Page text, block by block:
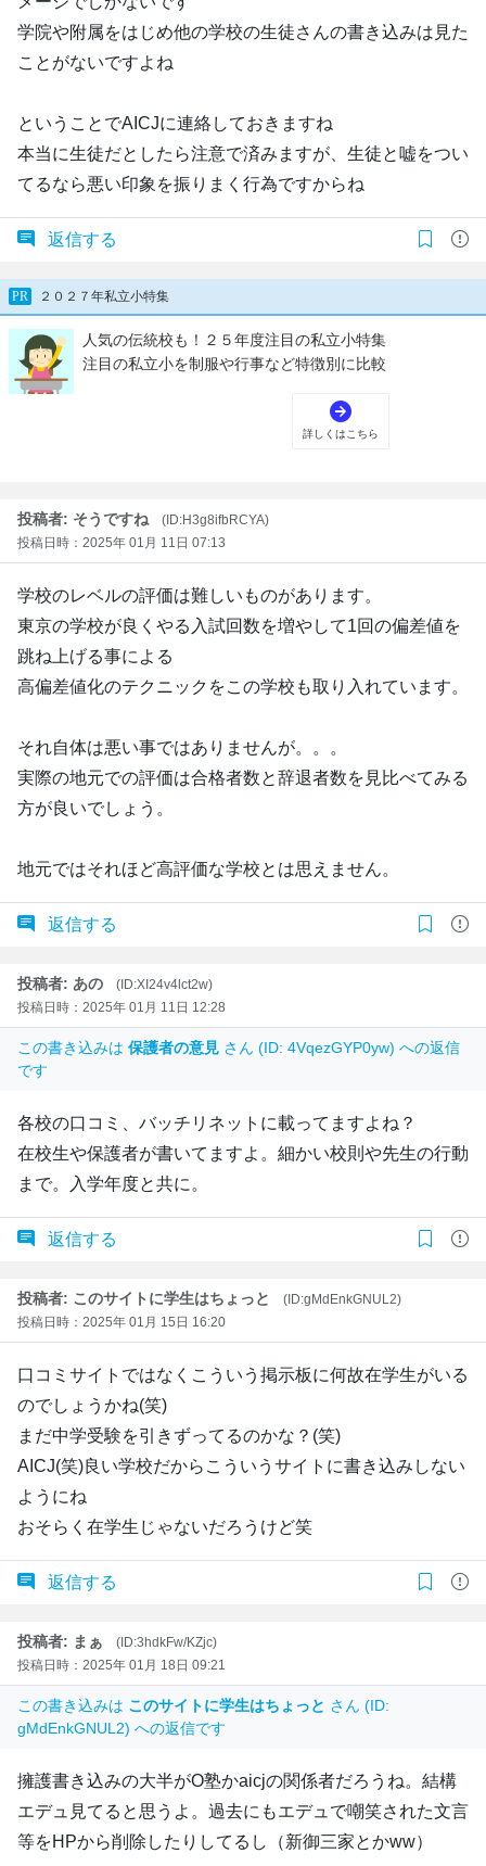
学院や附属をはじめ他の学校の生徒さんの書き込みは見た
ことがないですよね
ということでAICJに連絡しておきますね
本当に生徒だとしたら注意で済みますが、生徒と嘘をつい
てるなら悪い印象を振りまく行為ですからね
返信する
投稿者: そうですね
(ID:H3g8ifbRCYA)
投稿日時：2025年 01月 11日 07:13
学校のレベルの評価は難しいものがあります。
東京の学校が良くやる入試回数を増やして1回の偏差値を
跳ね上げる事による
高偏差値化のテクニックをこの学校も取り入れています。
それ自体は悪い事ではありませんが。。。
実際の地元での評価は合格者数と辞退者数を見比べてみる
方が良いでしょう。
地元ではそれほど高評価な学校とは思えません。
返信する
投稿者: あの
(ID:XI24v4lct2w)
投稿日時：2025年 01月 11日 12:28
この書き込みは 保護者の意見 さん (ID: 4VqezGYP0yw) への返信
です
各校の口コミ、バッチリネットに載ってますよね？
在校生や保護者が書いてますよ。細かい校則や先生の行動
まで。入学年度と共に。
返信する
投稿者: このサイトに学生はちょっと
(ID:gMdEnkGNUL2)
投稿日時：2025年 01月 15日 16:20
口コミサイトではなくこういう掲示板に何故在学生がいる
のでしょうかね(笑)
まだ中学受験を引きずってるのかな？(笑)
AICJ(笑)良い学校だからこういうサイトに書き込みしない
ようにね
おそらく在学生じゃないだろうけど笑
返信する
投稿者: まぁ
(ID:3hdkFw/KZjc)
投稿日時：2025年 01月 18日 09:21
この書き込みは このサイトに学生はちょっと さん (ID:
gMdEnkGNUL2) への返信です
擁護書き込みの大半がO塾かaicjの関係者だろうね。結構
エデュ見てると思うよ。過去にもエデュで嘲笑された文言
等をHPから削除したりしてるし（新御三家とかww）